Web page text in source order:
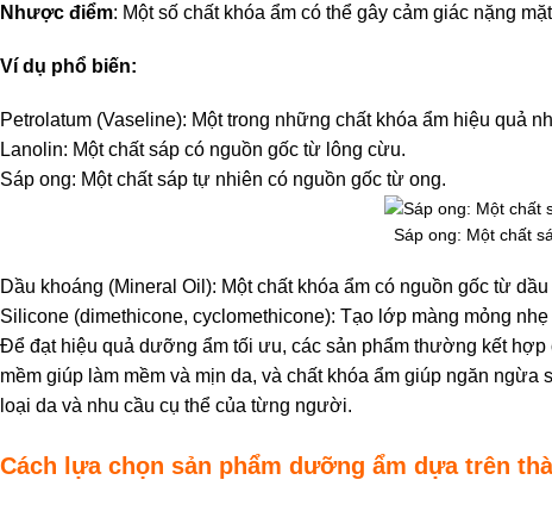
Nhược điểm: Một số chất khóa ẩm có thể gây cảm giác nặng
Ví dụ phổ biến:
Petrolatum (Vaseline): Một trong những chất khóa ẩm hiệu quả
Lanolin: Một chất sáp có nguồn gốc từ lông cừu.
Sáp ong: Một chất sáp tự nhiên có nguồn gốc từ ong.
Sáp ong: Một chất
Dầu khoáng (Mineral Oil): Một chất khóa ẩm có nguồn gốc từ dầu
Silicone (dimethicone, cyclomethicone): Tạo lớp màng mỏng nhẹ
Để đạt hiệu quả dưỡng ẩm tối ưu, các sản phẩm thường kết
mềm giúp làm mềm và mịn da, và chất khóa ẩm giúp ngăn
loại da và nhu cầu cụ thể của từng người.
Cách lựa chọn sản phẩm dưỡng ẩm dựa trên